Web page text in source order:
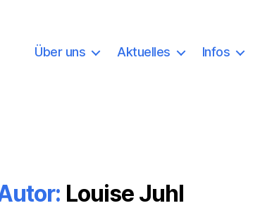
Über uns Aktuelles Infos
Louise Juhl